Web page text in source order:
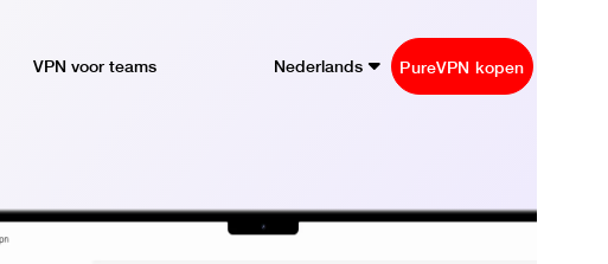
VPN voor teams Nederlands PureVPN kopen